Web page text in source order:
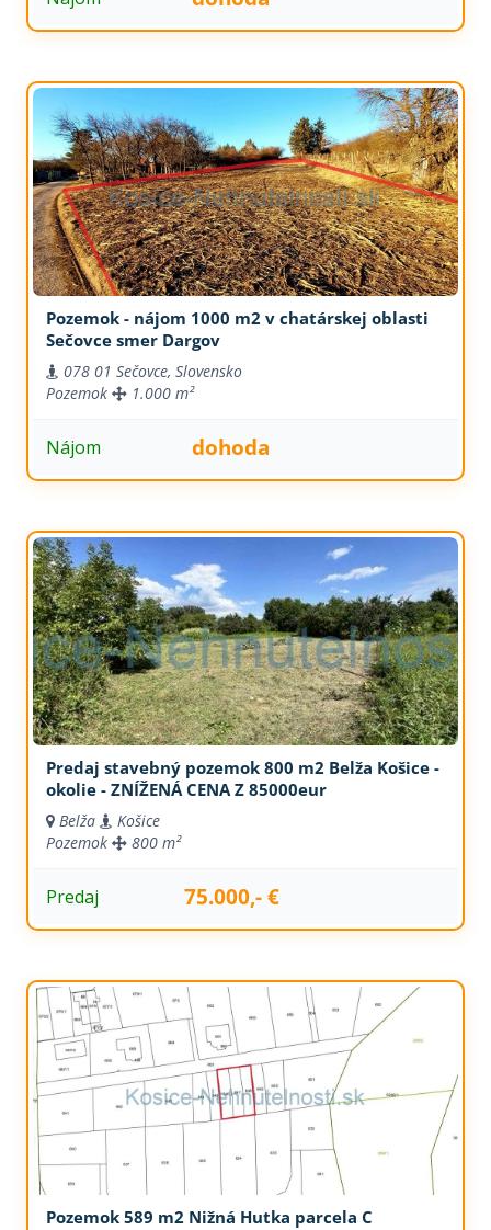
Pozemok - nájom 1000 m2 v chatárskej oblasti
Sečovce smer Dargov
078 01 Sečovce, Slovensko
Pozemok
1.000 m²
Nájom dohoda
Predaj stavebný pozemok 800 m2 Belža Košice -
okolie - ZNÍŽENÁ CENA Z 85000eur
Belža
Košice
Pozemok
800 m²
Predaj 75.000,- €
Pozemok 589 m2 Nižná Hutka parcela C